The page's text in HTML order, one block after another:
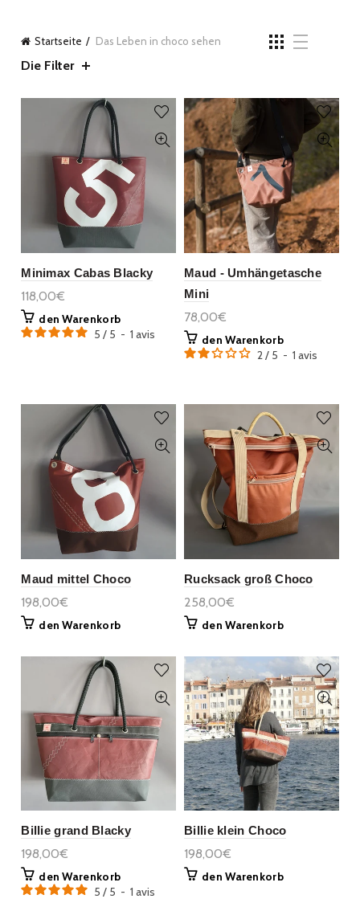
Startseite Das Leben in choco sehen
Die Filter
Minimax Cabas Blacky
118,00€
den Warenkorb
5 / 5 - 1avis
Maud - Umhängetasche
Mini
78,00€
den Warenkorb
2/ 5 - 1 avis
Maud mittel Choco
198,00€
den Warenkorb
Rucksack groß Choco
258,00€
den Warenkorb
Billie grand Blacky
198,00€
den Warenkorb
5 / 5 - 1avis
Billie klein Choco
198,00€
den Warenkorb